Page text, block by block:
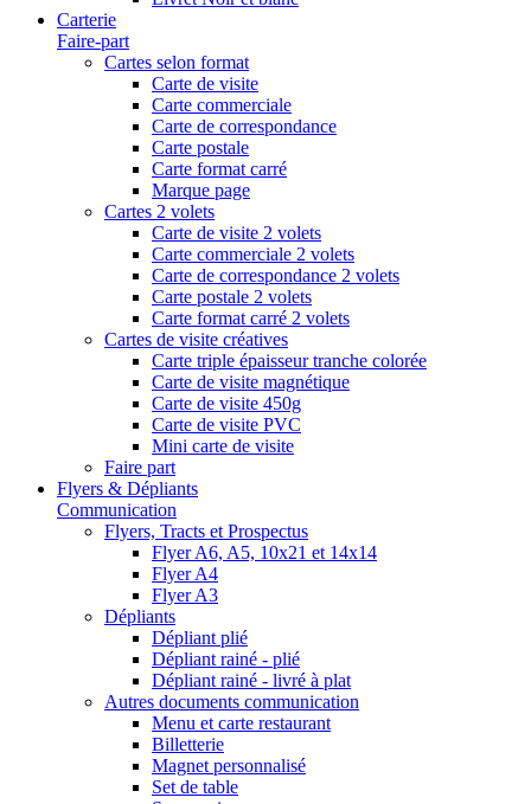
Carterie
Faire-part
Cartes selon format
Carte de visite
Carte commerciale
Carte de correspondance
Carte postale
Carte format carré
Marque page
Cartes 2 volets
Carte de visite 2 volets
Carte commerciale 2 volets
Carte de correspondance 2 volets
Carte postale 2 volets
Carte format carré 2 volets
Cartes de visite créatives
Carte triple épaisseur tranche colorée
Carte de visite magnétique
Carte de visite 450g
Carte de visite PVC
Mini carte de visite
Faire part
Flyers & Dépliants
Communication
Flyers, Tracts et Prospectus
Flyer A6, A5, 10x21 et 14x14
Flyer A4
Flyer A3
Dépliants
Dépliant plié
Dépliant rainé - plié
Dépliant rainé - livré à plat
Autres documents communication
Menu et carte restaurant
Billetterie
Magnet personnalisé
Set de table